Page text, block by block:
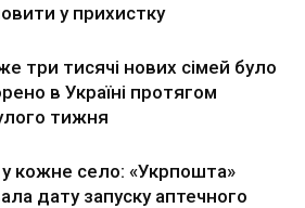
у прихистку
три тисячі нових сімей було
в Україні протягом
тижня
у кожне село: «Укрпошта»
дату запуску аптечного